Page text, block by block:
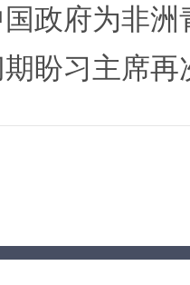
政府为非
盼习主席再